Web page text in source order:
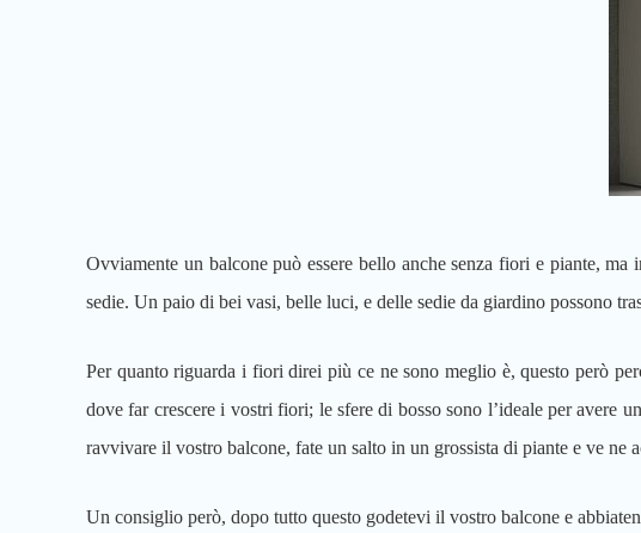
Ovviamente un balcone può essere bello anche senza fiori e piante,
sedie. Un paio di bei vasi, belle luci, e delle sedie da giardino possono
Per quanto riguarda i fiori direi più ce ne sono meglio è, questo però
dove far crescere i vostri fiori; le sfere di bosso sono l’ideale per avere
ravvivare il vostro balcone, fate un salto in un grossista di piante e ve ne
Un consiglio però, dopo tutto questo godetevi il vostro balcone e